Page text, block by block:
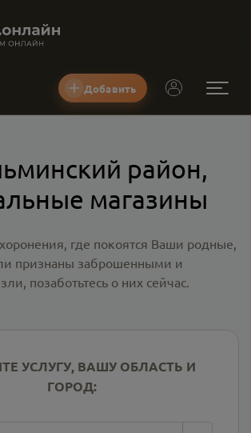
Добавить
район,
магазины
где покоятся Ваши родные,
признаны заброшенными и
позаботьтесь о них сейчас.
УСЛУГУ, ВАШУ ОБЛАСТЬ И
ГОРОД: